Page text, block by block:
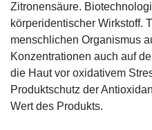
Zitronensäure.
körperidentischer Wirkstoff.
menschlichen Organismus
Konzentrationen auch auf
die Haut vor oxidativem
Produktschutz der
Wert des Produkts.